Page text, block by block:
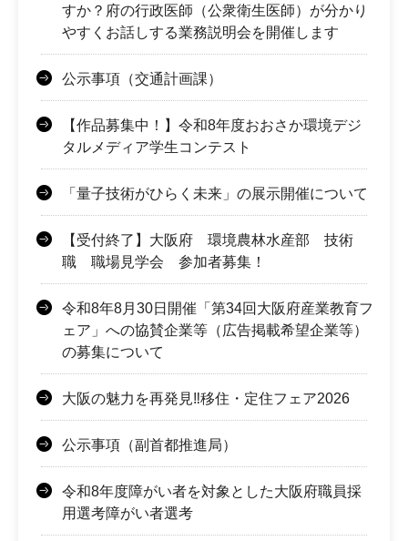
すか？府の行政医師（公衆衛生医師）が分かり
やすくお話しする業務説明会を開催します
公示事項（交通計画課）
【作品募集中！】令和8年度おおさか環境デジ
タルメディア学生コンテスト
「量子技術がひらく未来」の展示開催について
【受付終了】大阪府 環境農林水産部 技術
職 職場見学会 参加者募集！
令和8年8月30日開催「第34回大阪府産業教育フ
ェア」への協賛企業等（広告掲載希望企業等）
の募集について
大阪の魅力を再発見‼移住・定住フェア2026
公示事項（副首都推進局）
令和8年度障がい者を対象とした大阪府職員採
用選考障がい者選考